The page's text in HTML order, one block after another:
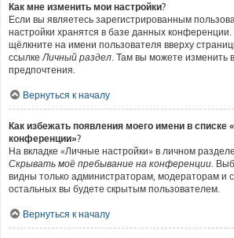
Как мне изменить мои настройки?
Если вы являетесь зарегистрированным
настройки хранятся в базе данных
щёлкните на имени пользователя вверху
ссылкеЛичный раздел. Там вы можете изменить
предпочтения.
Вернуться к началу
Как избежать появления моего имени в списке
конференции»?
На вкладке «Личные настройки» в личном
Скрывать моё пребывание на конференции.
видны только администраторам, модераторам и
остальных вы будете скрытым пользователем.
Вернуться к началу